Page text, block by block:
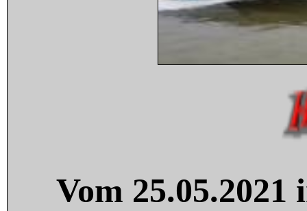
Vom